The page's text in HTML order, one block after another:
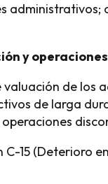
y
de los
de larga
C-15 (Deterioro